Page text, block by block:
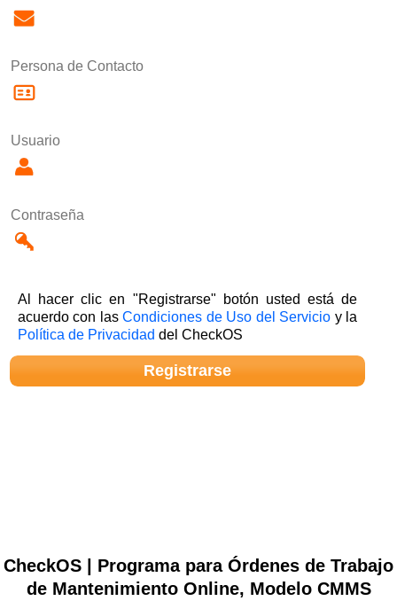
Persona de Contacto
Usuario
Contraseña
Al hacer clic en "Registrarse" botón usted está de
acuerdo con lasCondiciones de Uso del Servicio y la
Política de Privacidad del CheckOS
CheckOS | Programa para Órdenes de Trabajo
de Mantenimiento Online, Modelo CMMS